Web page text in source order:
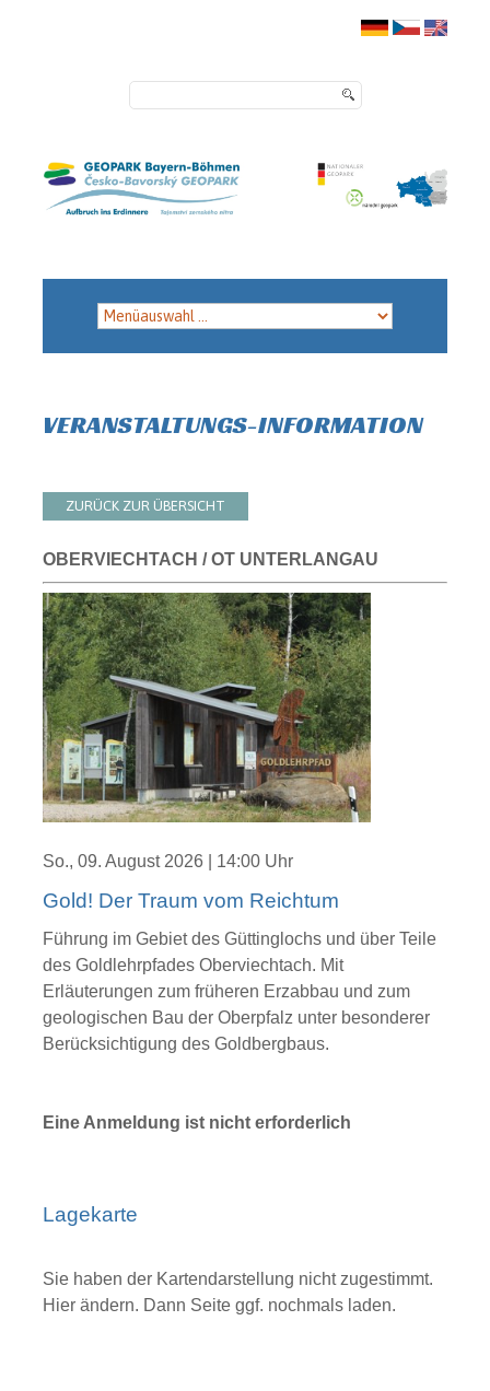
VERANSTALTUNGS-INFORMATION
ZURÜCK ZUR ÜBERSICHT
OBERVIECHTACH / OT UNTERLANGAU
So., 09. August 2026 | 14:00 Uhr
Gold! Der Traum vom Reichtum
Führung im Gebiet des Güttinglochs und über Teile
des Goldlehrpfades Oberviechtach. Mit
Erläuterungen zum früheren Erzabbau und zum
geologischen Bau der Oberpfalz unter besonderer
Berücksichtigung des Goldbergbaus.
Eine Anmeldung ist nicht erforderlich
Lagekarte
Sie haben der Kartendarstellung nicht zugestimmt.
Hier ändern. Dann Seite ggf. nochmals laden.